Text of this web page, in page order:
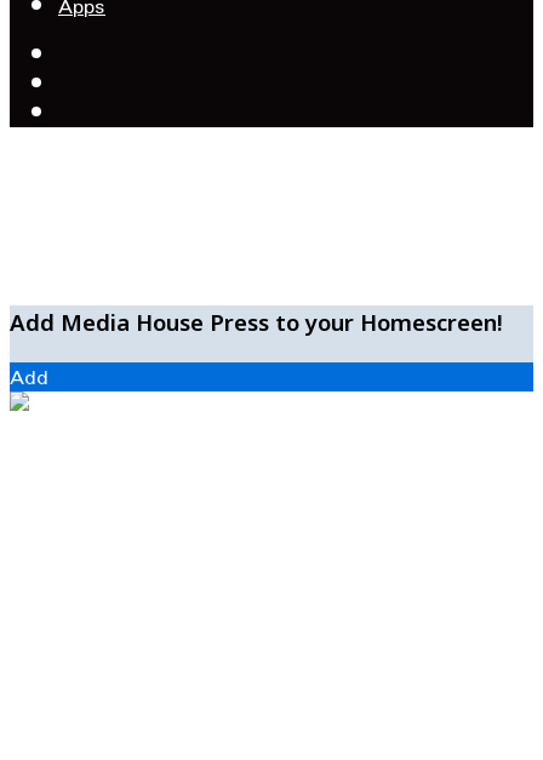
Add Media House Press to your Homescreen!
Add